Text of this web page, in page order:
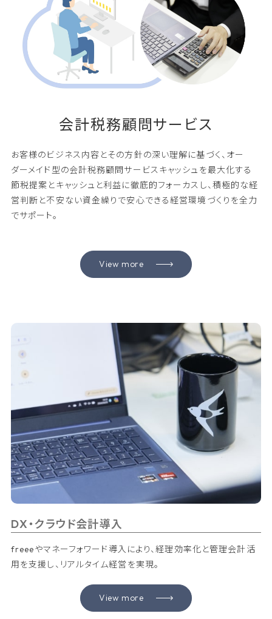
会計税務顧問サー ビス
お客様のビジネス内容とその方針の深い理解に基づく、 オー
ダーメイド型の会計税務顧問サービスキャッシュを最大化する
節税提案とキャッシュと利益に徹底的フォーカスし、積極的な経
営判断と不安ない資金繰りで安心できる経営環境づくりを全力
でサポート。
View more
DX・クラウド会計導入
freeeやマネーフォワード導入により、経理効率化と管理会計活
用を支援し、リアルタイム経営を実現。
View more